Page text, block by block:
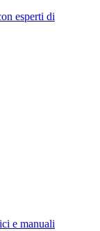
esperti di
e manuali